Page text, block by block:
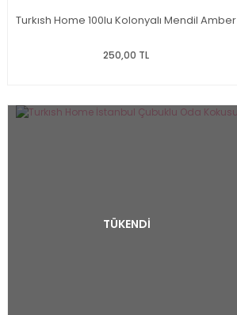
Turkısh Home 100lu Kolonyalı Mendil Amber
250,00 TL
TÜKENDİ